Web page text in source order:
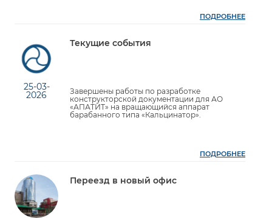
ПОДРОБНЕЕ
25-03-
2026
Текущие события
Завершены работы по разработке
конструкторской документации для АО
«АПАТИТ» на вращающийся аппарат
барабанного типа «Кальцинатор».
ПОДРОБНЕЕ
Переезд в новый офис